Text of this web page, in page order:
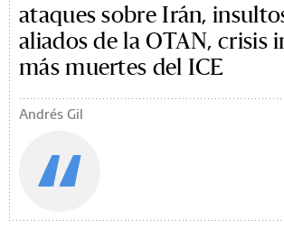
ataques sobre Irán,
aliados de la OTAN, crisis
más muertes del ICE
Andrés Gil